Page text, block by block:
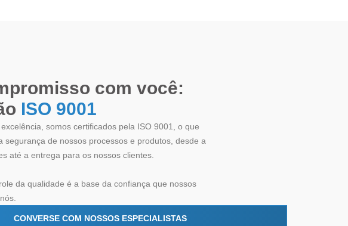
com você:
ISO 9001
somos certificados pela ISO 9001, o que
segurança de nossos processos e produtos, desde a
até a entrega para os nossos clientes.
da qualidade é a base da confiança que nossos
CONVERSE COM NOSSOS ESPECIALISTAS